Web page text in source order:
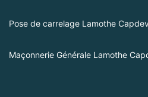
Pose de carrelage Lamothe
Maçonnerie Générale Lamothe